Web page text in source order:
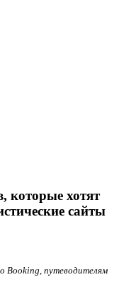
которые хотят
сайты
Booking, путеводителям